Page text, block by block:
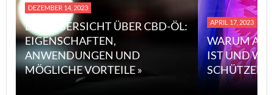
DEZEMBER 14, 2023
EINE ÜBERSICHT ÜBER CBD-ÖL:
EIGENSCHAFTEN,
ANWENDUNGEN UND
MÖGLICHE VORTEILE »
APRIL 17, 2023
WARUM
IST UND
SCHÜTZEN